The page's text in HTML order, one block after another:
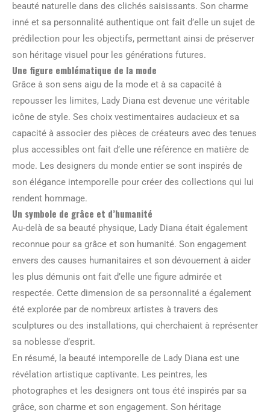
beauté naturelle dans des clichés saisissants. Son charme
inné et sa personnalité authentique ont fait d’elle un sujet de
prédilection pour les objectifs, permettant ainsi de préserver
son héritage visuel pour les générations futures.
Une figure emblématique de la mode
Grâce à son sens aigu de la mode et à sa capacité à
repousser les limites, Lady Diana est devenue une véritable
icône de style. Ses choix vestimentaires audacieux et sa
capacité à associer des pièces de créateurs avec des tenues
plus accessibles ont fait d’elle une référence en matière de
mode. Les designers du monde entier se sont inspirés de
son élégance intemporelle pour créer des collections qui lui
rendent hommage.
Un symbole de grâce et d’humanité
Au-delà de sa beauté physique, Lady Diana était également
reconnue pour sa grâce et son humanité. Son engagement
envers des causes humanitaires et son dévouement à aider
les plus démunis ont fait d’elle une figure admirée et
respectée. Cette dimension de sa personnalité a également
été explorée par de nombreux artistes à travers des
sculptures ou des installations, qui cherchaient à représenter
sa noblesse d’esprit.
En résumé, la beauté intemporelle de Lady Diana est une
révélation artistique captivante. Les peintres, les
photographes et les designers ont tous été inspirés par sa
grâce, son charme et son engagement. Son héritage